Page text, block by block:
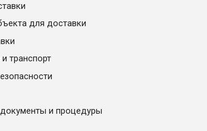
для доставки
транспорт
и процедуры